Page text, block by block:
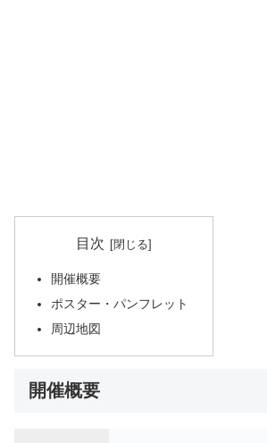
目次
開催概要
ポスター・パンフレット
周辺地図
開催概要